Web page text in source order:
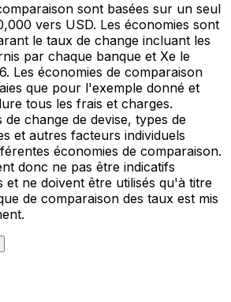
sont basées sur un seul
vers USD. Les économies sont
le taux de change incluant les
par chaque banque et Xe le
Les économies de comparaison
que pour l'exemple donné et
tous les frais et charges.
change de devise, types de
et autres facteurs individuels
économies de comparaison.
donc ne pas être indicatifs
et ne doivent être utilisés qu'à titre
de comparaison des taux est mis